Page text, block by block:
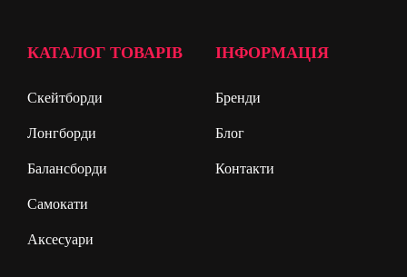
КАТАЛОГ ТОВАРІВ
Скейтборди
Лонгборди
Балансборди
Самокати
Аксесуари
ІНФОРМАЦІЯ
Бренди
Блог
Контакти